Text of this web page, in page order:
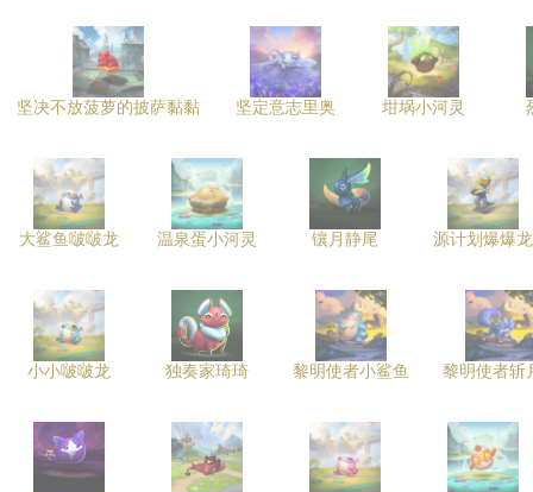
坚决不放菠萝的披萨黏黏 坚定意志里奥 坩埚小河灵
大鲨鱼啵啵龙 温泉蛋小河灵 镶月静尾 源计划爆爆龙
小小啵啵龙 独奏家琦琦 黎明使者小鲨鱼 黎明使者斩